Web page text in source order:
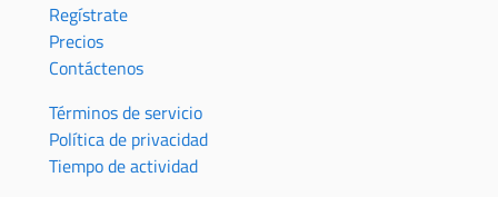
Regístrate
Precios
Contáctenos
Términos de servicio
Política de privacidad
Tiempo de actividad